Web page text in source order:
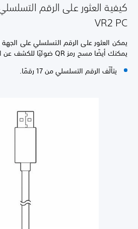
VR2 PC
يمكنك أيضًا مسح رمز QR ضوئيًا للكشف عن الرقم التسلسلي.
يتألّف الرقم التسلسلي من 17 رقمًا.